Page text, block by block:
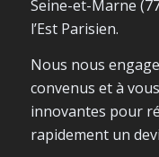
Seine-et-Marne
l’Est Parisien.
Nous nous
convenus et à
innovantes pour
rapidement un